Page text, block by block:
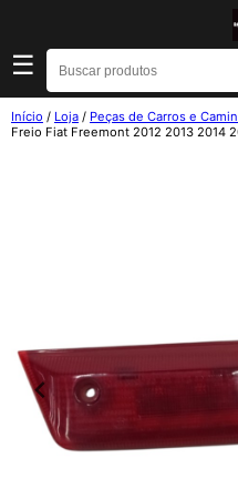
☰
Início / Loja / Peças de Carros e
Freio Fiat Freemont 2012 2013 2014